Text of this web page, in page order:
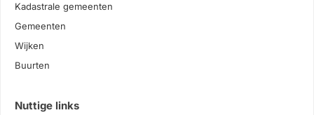
Kadastrale gemeenten
Gemeenten
Wijken
Buurten
Nuttige links